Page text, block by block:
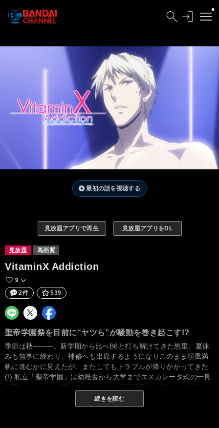
最初の話を視聴する
見放題アプリで再生 見放題アプリをDL
見放題 高画質
VitaminX Addiction
9
2件
539
聖帝学園祭を目前に“ヤツら”が騒動を巻き起こす!?
季節は秋────。新学期から比べB6と打ち解けてきた悠里。夏休
みも無事に終わり、補修へも出席するようになりこのまま順風満
帆に進むかに見えたが、またしてもトラブルが降りかかってきた
(!) 私立「聖帝学園」は幼稚舎から大学までエスカレータ式の一貫
教育、ミッション系のブルジョワな名門学園で、都内でも指折り
の秀才が集まる進学校としても知られている。そんな名門「聖
帝」の女教師「南悠里」は、新任教師として赴任して2年目、中等
続きを読む